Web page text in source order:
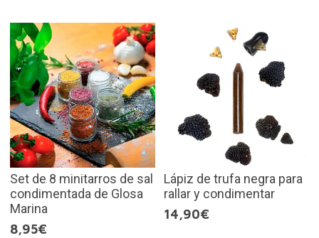
Set de 8 minitarros de sal
condimentada de Glosa
Marina
8,95€
Lápiz de trufa negra para
rallar y condimentar
14,90€